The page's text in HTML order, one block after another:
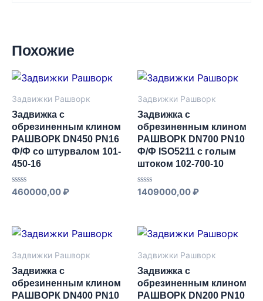
Похожие
Задвижки Рашворк
Задвижка с
обрезиненным клином
РАШВОРК DN450 PN16
Ф/Ф со штурвалом 101-
450-16
Оценка
460000,00₽
Задвижки Рашворк
Задвижка с
обрезиненным клином
РАШВОРК DN700 PN10
Ф/Ф ISO5211 с голым
штоком 102-700-10
Оценка
1409000,00₽
Задвижки Рашворк
Задвижка с
обрезиненным клином
РАШВОРК DN400 PN10
Задвижки Рашворк
Задвижка с
обрезиненным клином
РАШВОРК DN200 PN10